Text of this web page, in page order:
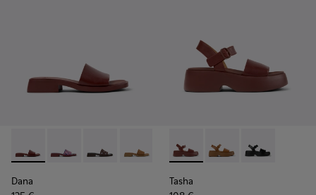
Dana - K201740-014 - Sandali in pelle bordeaux Da donna.
Dana - K201740-015 - Sandali in pelle blu Da donna.
Dana - K201740-013
Dana - K201740-011
Dana - K201740-008 - Sandali
Dana - K201740-004
Dana - K201740-
Dana
Tasha - K201659-012 -
Tasha - K201659-011
Tasha -
Tasha